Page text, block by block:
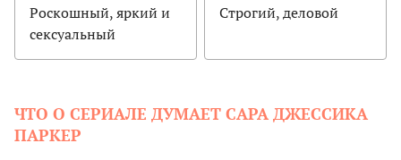
Роскошный, яркий и
сексуальный
Строгий, деловой
ЧТО О СЕРИАЛЕ ДУМАЕТ САРА ДЖЕССИКА
ПАРКЕР